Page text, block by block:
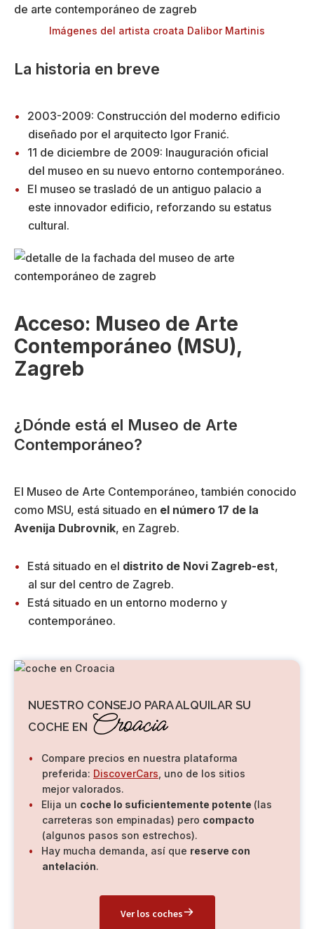
Imágenes del artista croata Dalibor Martinis
La historia en breve
2003-2009: Construcción del moderno edificio
diseñado por el arquitecto Igor Franić.
11 de diciembre de 2009: Inauguración oficial
del museo en su nuevo entorno contemporáneo.
El museo se trasladó de un antiguo palacio a
este innovador edificio, reforzando su estatus
cultural.
Acceso: Museo de Arte
Contemporáneo (MSU),
Zagreb
¿Dónde está el Museo de Arte
Contemporáneo?
El Museo de Arte Contemporáneo, también conocido
como MSU, está situado en el número 17 de la
Avenija Dubrovnik, en Zagreb.
Está situado en el distrito de Novi Zagreb-est,
al sur del centro de Zagreb.
Está situado en un entorno moderno y
contemporáneo.
NUESTRO CONSEJO PARA ALQUILAR SU
COCHE EN Croacia
Compare precios en nuestra plataforma
preferida: DiscoverCars , uno de los sitios
mejor valorados.
Elija un coche lo suficientemente potente (las
carreteras son empinadas) pero compacto
(algunos pasos son estrechos).
Hay mucha demanda, así que reserve con
antelación.
Ver los coches